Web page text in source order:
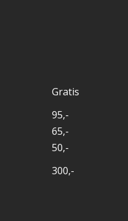
Gratis
95,-
65,-
50,-
300,-